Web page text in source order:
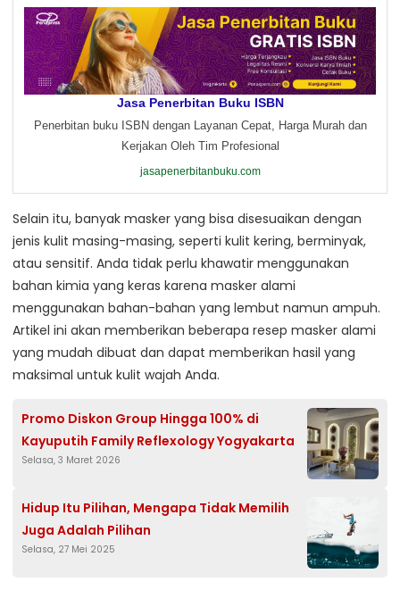
Jasa Penerbitan Buku ISBN
Penerbitan buku ISBN dengan Layanan Cepat, Harga Murah dan
Kerjakan Oleh Tim Profesional
jasapenerbitanbuku.com
Selain itu, banyak masker yang bisa disesuaikan dengan
jenis kulit masing-masing, seperti kulit kering, berminyak,
atau sensitif. Anda tidak perlu khawatir menggunakan
bahan kimia yang keras karena masker alami
menggunakan bahan-bahan yang lembut namun ampuh.
Artikel ini akan memberikan beberapa resep masker alami
yang mudah dibuat dan dapat memberikan hasil yang
maksimal untuk kulit wajah Anda.
Promo Diskon Group Hingga 100% di
Kayuputih Family Reflexology Yogyakarta
Selasa, 3 Maret 2026
Hidup Itu Pilihan, Mengapa Tidak Memilih
Juga Adalah Pilihan
Selasa, 27 Mei 2025